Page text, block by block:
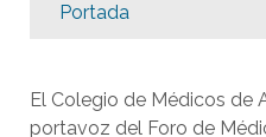
Portada
El Colegio de Médicos de
portavoz del Foro de